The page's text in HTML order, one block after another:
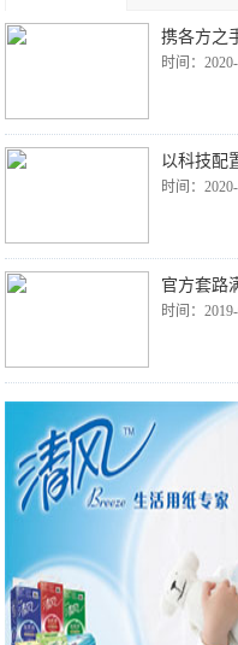
携各方之
时间：
以科技配
时间：
官方套路
时间：